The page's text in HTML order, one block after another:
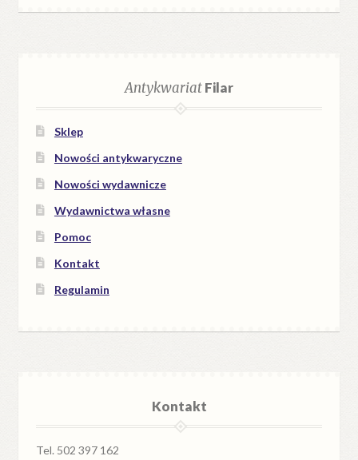
AntykwariatFilar
Sklep
Nowości antykwaryczne
Nowości wydawnicze
Wydawnictwa własne
Pomoc
Kontakt
Regulamin
Kontakt
Tel. 502 397 162